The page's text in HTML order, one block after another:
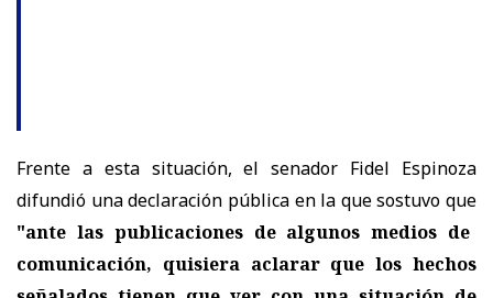
Frente a esta situación, el senador Fidel Espinoza
difundió una declaración pública en la que sostuvo que
"ante las publicaciones de algunos medios de
comunicación, quisiera aclarar que los hechos